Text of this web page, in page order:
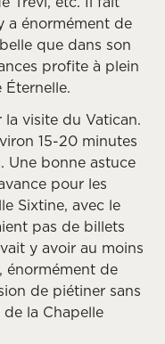
a énormément de
que dans son
profite à plein
Éternelle.
visite du Vatican.
15-20 minutes
Une bonne astuce
pour les
Sixtine, avec le
pas de billets
y avoir au moins
énormément de
de piétiner sans
la Chapelle